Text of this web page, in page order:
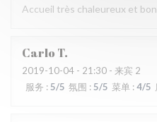
Accueil très chaleureux et
Carlo T
2019-10-04 - 21:30 - 来宾 2
服务 : 5/5 氛围 : 5/5 菜单 :4/5